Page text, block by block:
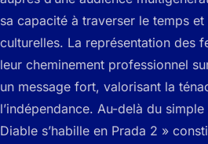
sa capacité à traverser le temps
culturelles. La représentation des
leur cheminement professionnel
un message fort, valorisant la
l’indépendance. Au-delà du
Diable s’habille en Prada 2 »